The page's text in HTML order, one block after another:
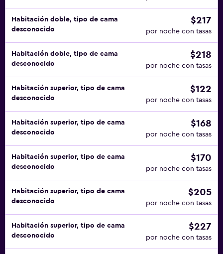
Habitación doble, tipo de cama
desconocido
$217
por noche con tasas
Habitación doble, tipo de cama
desconocido
$218
por noche con tasas
Habitación superior, tipo de cama
desconocido
$122
por noche con tasas
Habitación superior, tipo de cama
desconocido
$168
por noche con tasas
Habitación superior, tipo de cama
desconocido
$170
por noche con tasas
Habitación superior, tipo de cama
desconocido
$205
por noche con tasas
Habitación superior, tipo de cama
desconocido
$227
por noche con tasas